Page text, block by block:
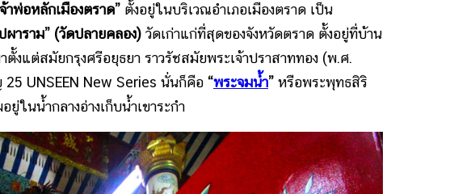
าพ่อหลักเมืองตราด” ตั้งอยู่ในบริเวณอำเภอเมืองตราด เป็น
ผาราม” (วัดปลายคลอง) วัดเก่าแก่ที่สุดของจังหวัดตราด ตั้งอยู่ที่บ้าน
ตั้งแต่สมัยกรุงศรีอยุธยา ราวรัชสมัยพระเจ้าปราสาททอง (พ.ศ.
UNSEEN New Series นั่นก็คือ “พระจมน้ำ” หรือพระพุทธสิริ
ในน้ำกลางอ่างเก็บน้ำเขาระกำ